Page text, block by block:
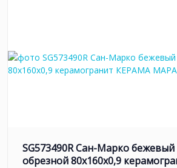
SG573490R Сан-Марко
обрезной 80x160x0,9